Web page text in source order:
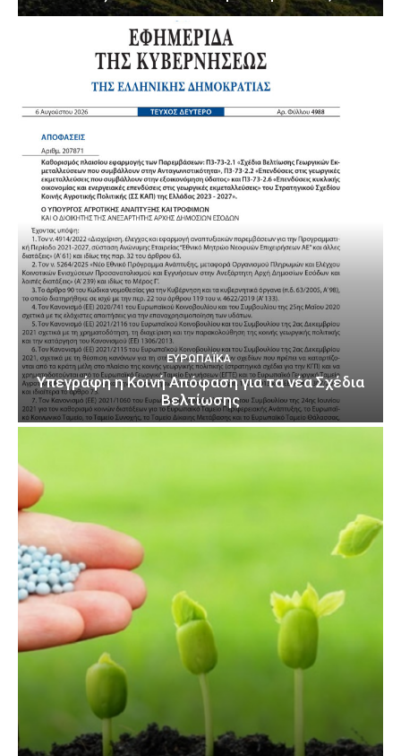
ΕΥΡΩΠΑΪΚΆ
Υπεγράφη η Κοινή Απόφαση για τα νέα Σχέδια
Βελτίωσης